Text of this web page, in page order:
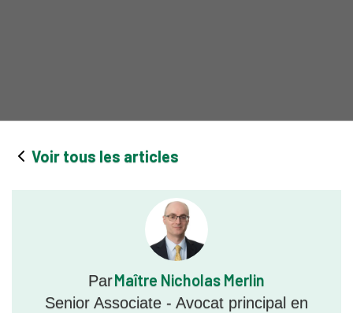
Voir tous les articles
ParMaître Nicholas Merlin
Senior Associate - Avocat principal en